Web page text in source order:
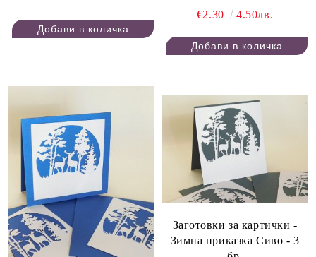
€2.30
4.50лв.
Заготовки за картички -
Зимна приказка Сиво - 3